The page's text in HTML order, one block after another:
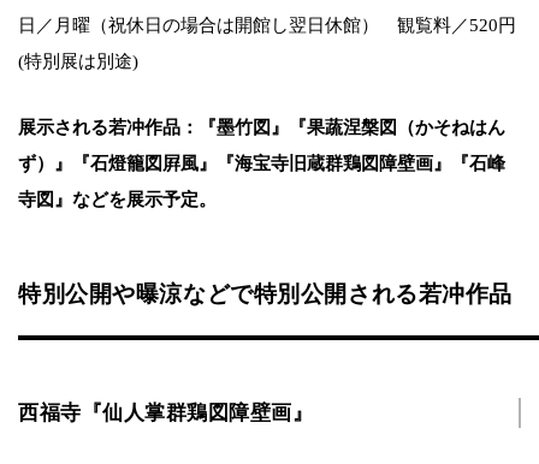
日／月曜（祝休日の場合は開館し翌日休館） 観覧料／520円
(特別展は別途)
展示される若冲作品：『墨竹図』『果蔬涅槃図（かそねはん
ず）』『石燈籠図屛風』『海宝寺旧蔵群鶏図障壁画』『石峰
寺図』などを展示予定。
特別公開や曝涼などで特別公開される若冲作品
西福寺『仙人掌群鶏図障壁画』